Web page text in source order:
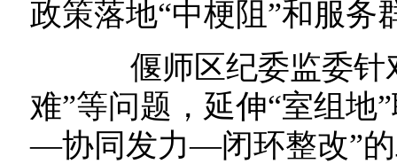
政策落地“中梗阻”和服务
偃师区纪委监委针对
难”等问题，延伸“室组地
—协同发力—闭环整改”的